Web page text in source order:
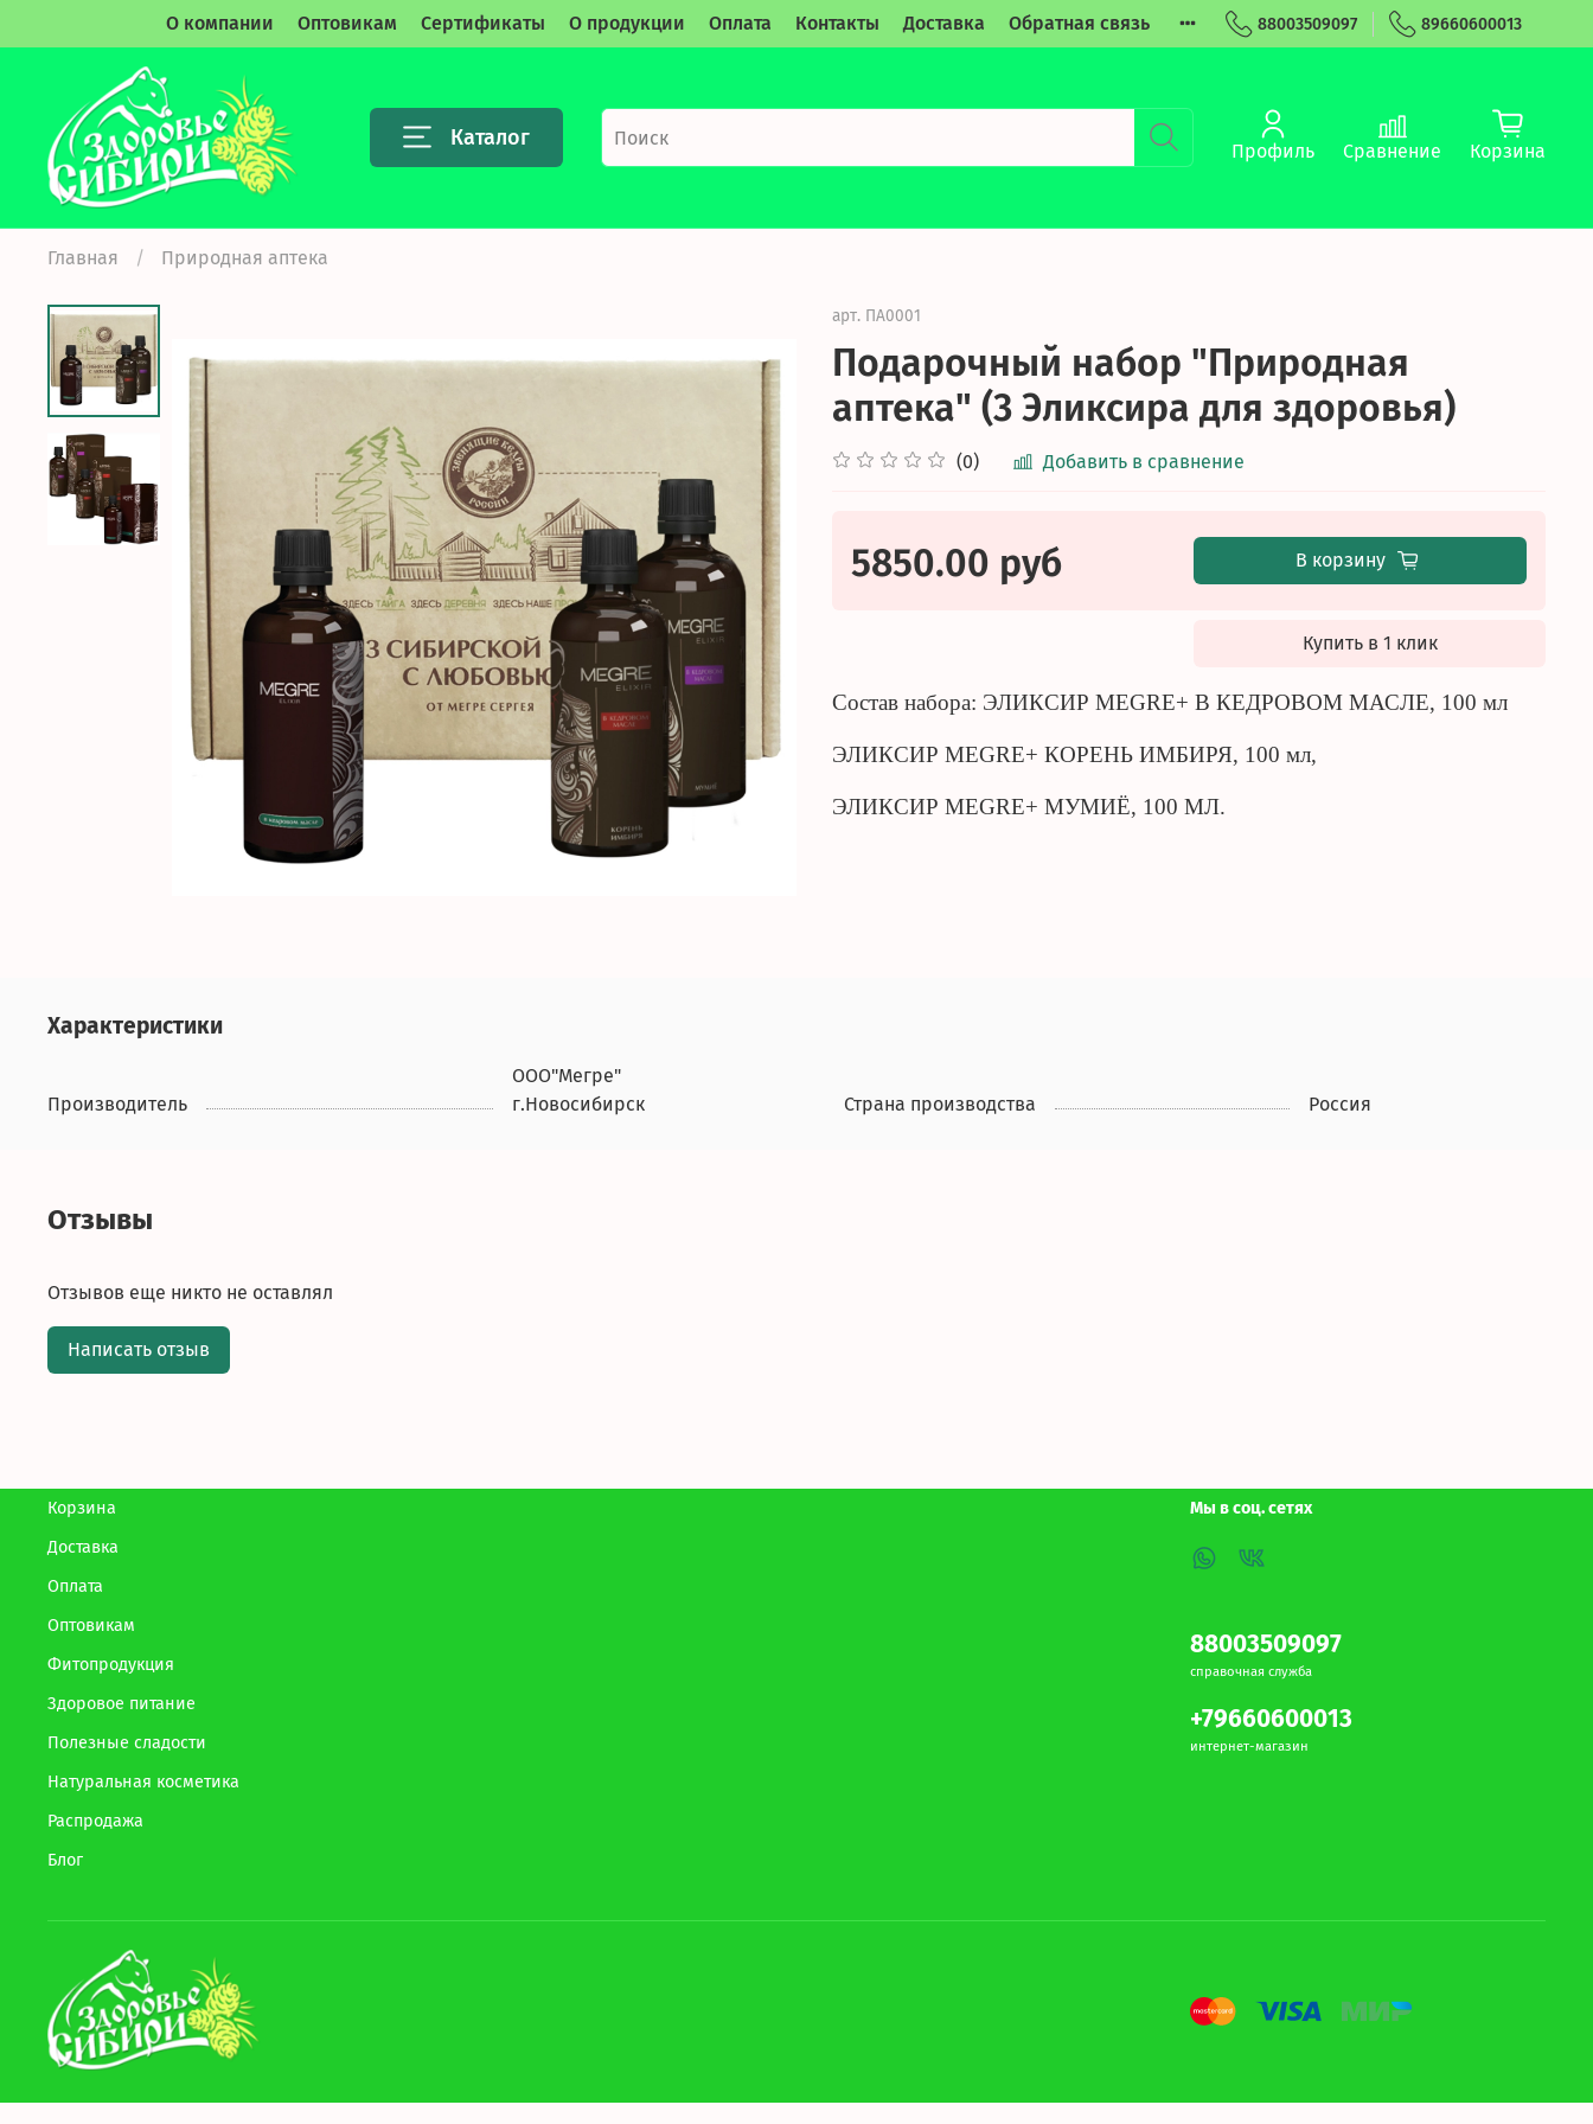
О компании Оптовикам Сертификаты О продукции Оплата Контакты Доставка Обратная связь 88003509097 89660600013
Каталог Профиль Сравнение Корзина
Главная Природная аптека
арт. ПА0001
Подарочный набор "Природная
аптека" (3 Эликсира для здоровья)
(0) Добавить в сравнение
5850.00 руб В корзину
Купить в 1 клик
Состав набора: ЭЛИКСИР MEGRE+ В КЕДРОВОМ МАСЛЕ, 100 мл
ЭЛИКСИР MEGRE+ КОРЕНЬ ИМБИРЯ, 100 мл,
ЭЛИКСИР MEGRE+ МУМИЁ, 100 МЛ.
Характеристики
Производитель
ООО"Мегре"
г.Новосибирск
Страна производства Россия
Отзывы
Отзывов еще никто не оставлял
Написать отзыв
Корзина
Доставка
Оплата
Оптовикам
Фитопродукция
Здоровое питание
Полезные сладости
Натуральная косметика
Распродажа
Блог
Мы в соц. сетях
88003509097
справочная служба
+79660600013
интернет-магазин